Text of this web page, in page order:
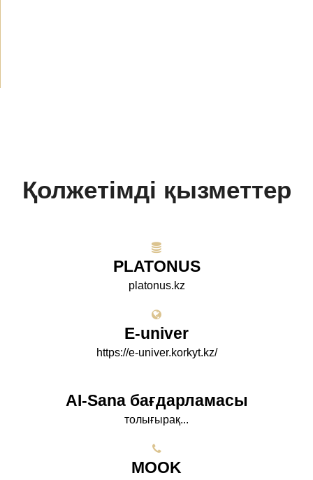
Қолжетімді қызметтер
PLATONUS
platonus.kz
E-univer
https://e-univer.korkyt.kz/
AI-Sana бағдарламасы
толығырақ...
МООK